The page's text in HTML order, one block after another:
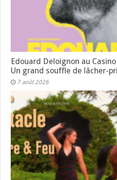
Edouard Deloignon au
Un grand souffle de lâcher-
7 août 2026